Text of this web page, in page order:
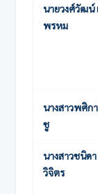
นายวงศ์วัฒน์
พรหม
นางสาวพศิก
ชู
นางสาวชนิด
วิจิตร